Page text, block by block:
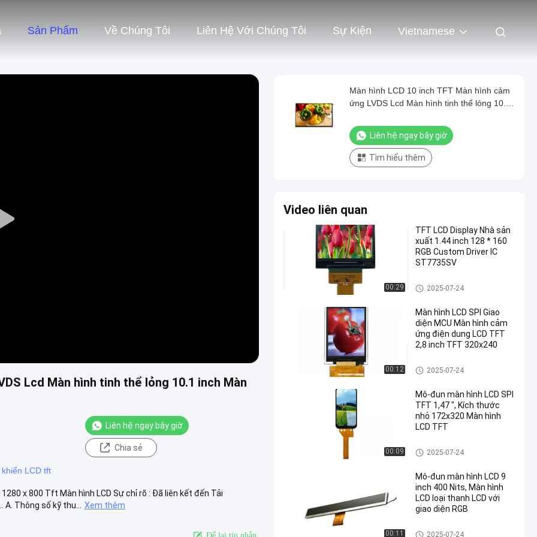
Sản Phẩm Về Chúng Tôi Liên Hệ Với Chúng Tôi Sự Kiện Vietnamese
Play
Lcd Màn hình tinh thể lỏng 10.1 inch Màn
Liên hệ ngay bây giờ
Chia sẻ
LCD tft
x 800 Tft Màn hình LCD Sự chỉ rõ : Đã liên kết đến Tải
Thông số kỹ thu...
Xem thêm
Để lại tin nhắn.
Màn hình LCD 10 inch TFT Màn hình cảm
ứng LVDS Lcd Màn hình tinh thể lỏng 10.1
phân giải
Liên hệ ngay bây giờ
Tìm hiểu thêm
Video liên quan
00:29
TFT LCD Display Nhà sản
xuất 1.44 inch 128 * 160
RGB Custom Driver IC
ST7735SV
Màn hình LCD LCD
2025-07-24
00:12
Màn hình LCD SPI Giao
diện MCU Màn hình cảm
ứng điện dung LCD TFT
2,8 inch TFT 320x240
Màn hình LCD LCD
2025-07-24
00:09
Mô-đun màn hình LCD SPI
TFT 1,47 ", Kích thước
nhỏ 172x320 Màn hình
LCD TFT
Màn hình LCD LCD
2025-07-24
00:11
Mô-đun màn hình LCD 9
inch 400 Nits, Màn hình
LCD loại thanh LCD với
giao diện RGB
Màn hình LCD LCD
2025-07-24